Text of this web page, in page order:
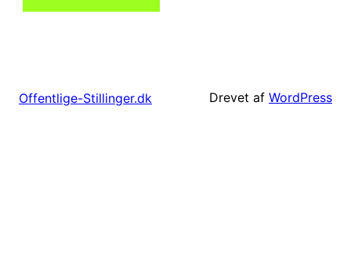
Offentlige-Stillinger.dk Drevet af WordPress